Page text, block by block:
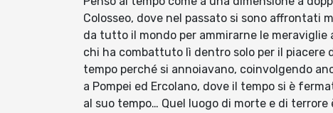
Colosseo, dove nel passato si sono affrontati
da tutto il mondo per ammirarne le
chi ha combattuto lì dentro solo per il piacere
tempo perché si annoiavano, coinvolgendo
a Pompei ed Ercolano, dove il tempo si è
al suo tempo… Quel luogo di morte e di